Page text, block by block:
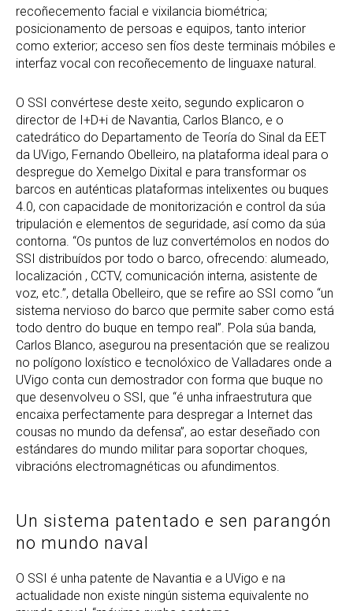
recoñecemento facial e vixilancia biométrica;
posicionamento de persoas e equipos, tanto interior
como exterior; acceso sen fíos deste terminais móbiles e
interfaz vocal con recoñecemento de linguaxe natural.
O SSI convértese deste xeito, segundo explicaron o
director de I+D+i de Navantia, Carlos Blanco, e o
catedrático do Departamento de Teoría do Sinal da EET
da UVigo, Fernando Obelleiro, na plataforma ideal para o
despregue do Xemelgo Dixital e para transformar os
barcos en auténticas plataformas intelixentes ou buques
4.0, con capacidade de monitorización e control da súa
tripulación e elementos de seguridade, así como da súa
contorna. “Os puntos de luz convertémolos en nodos do
SSI distribuídos por todo o barco, ofrecendo: alumeado,
localización , CCTV, comunicación interna, asistente de
voz, etc.”, detalla Obelleiro, que se refire ao SSI como “un
sistema nervioso do barco que permite saber como está
todo dentro do buque en tempo real”. Pola súa banda,
Carlos Blanco, asegurou na presentación que se realizou
no polígono loxístico e tecnolóxico de Valladares onde a
UVigo conta cun demostrador con forma que buque no
que desenvolveu o SSI, que “é unha infraestrutura que
encaixa perfectamente para despregar a Internet das
cousas no mundo da defensa”, ao estar deseñado con
estándares do mundo militar para soportar choques,
vibracións electromagnéticas ou afundimentos.
Un sistema patentado e sen parangón
no mundo naval
O SSI é unha patente de Navantia e a UVigo e na
actualidade non existe ningún sistema equivalente no